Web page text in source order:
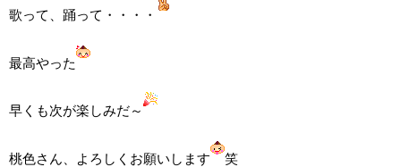
歌って、踊って・・・・
最高やった
早くも次が楽しみだ～
桃色さん、よろしくお願いします 笑